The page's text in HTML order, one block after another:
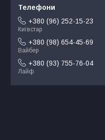
+380 (96) 252-15-23
Київстар
+380 (98) 654-45-69
Вайбер
+380 (93) 755-76-04
Лайф